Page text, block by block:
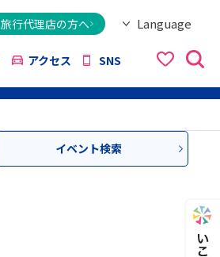
旅行代理店の方へ
Language
ქართული
アクセス SNS
イベント検索